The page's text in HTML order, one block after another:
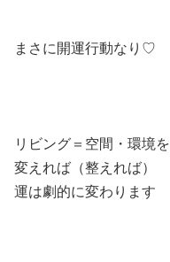
まさに開運行動なり♡
リビング＝空間・環境を
変えれば（整えれば）
運は劇的に変わります